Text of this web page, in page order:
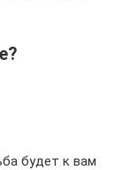
будет к вам